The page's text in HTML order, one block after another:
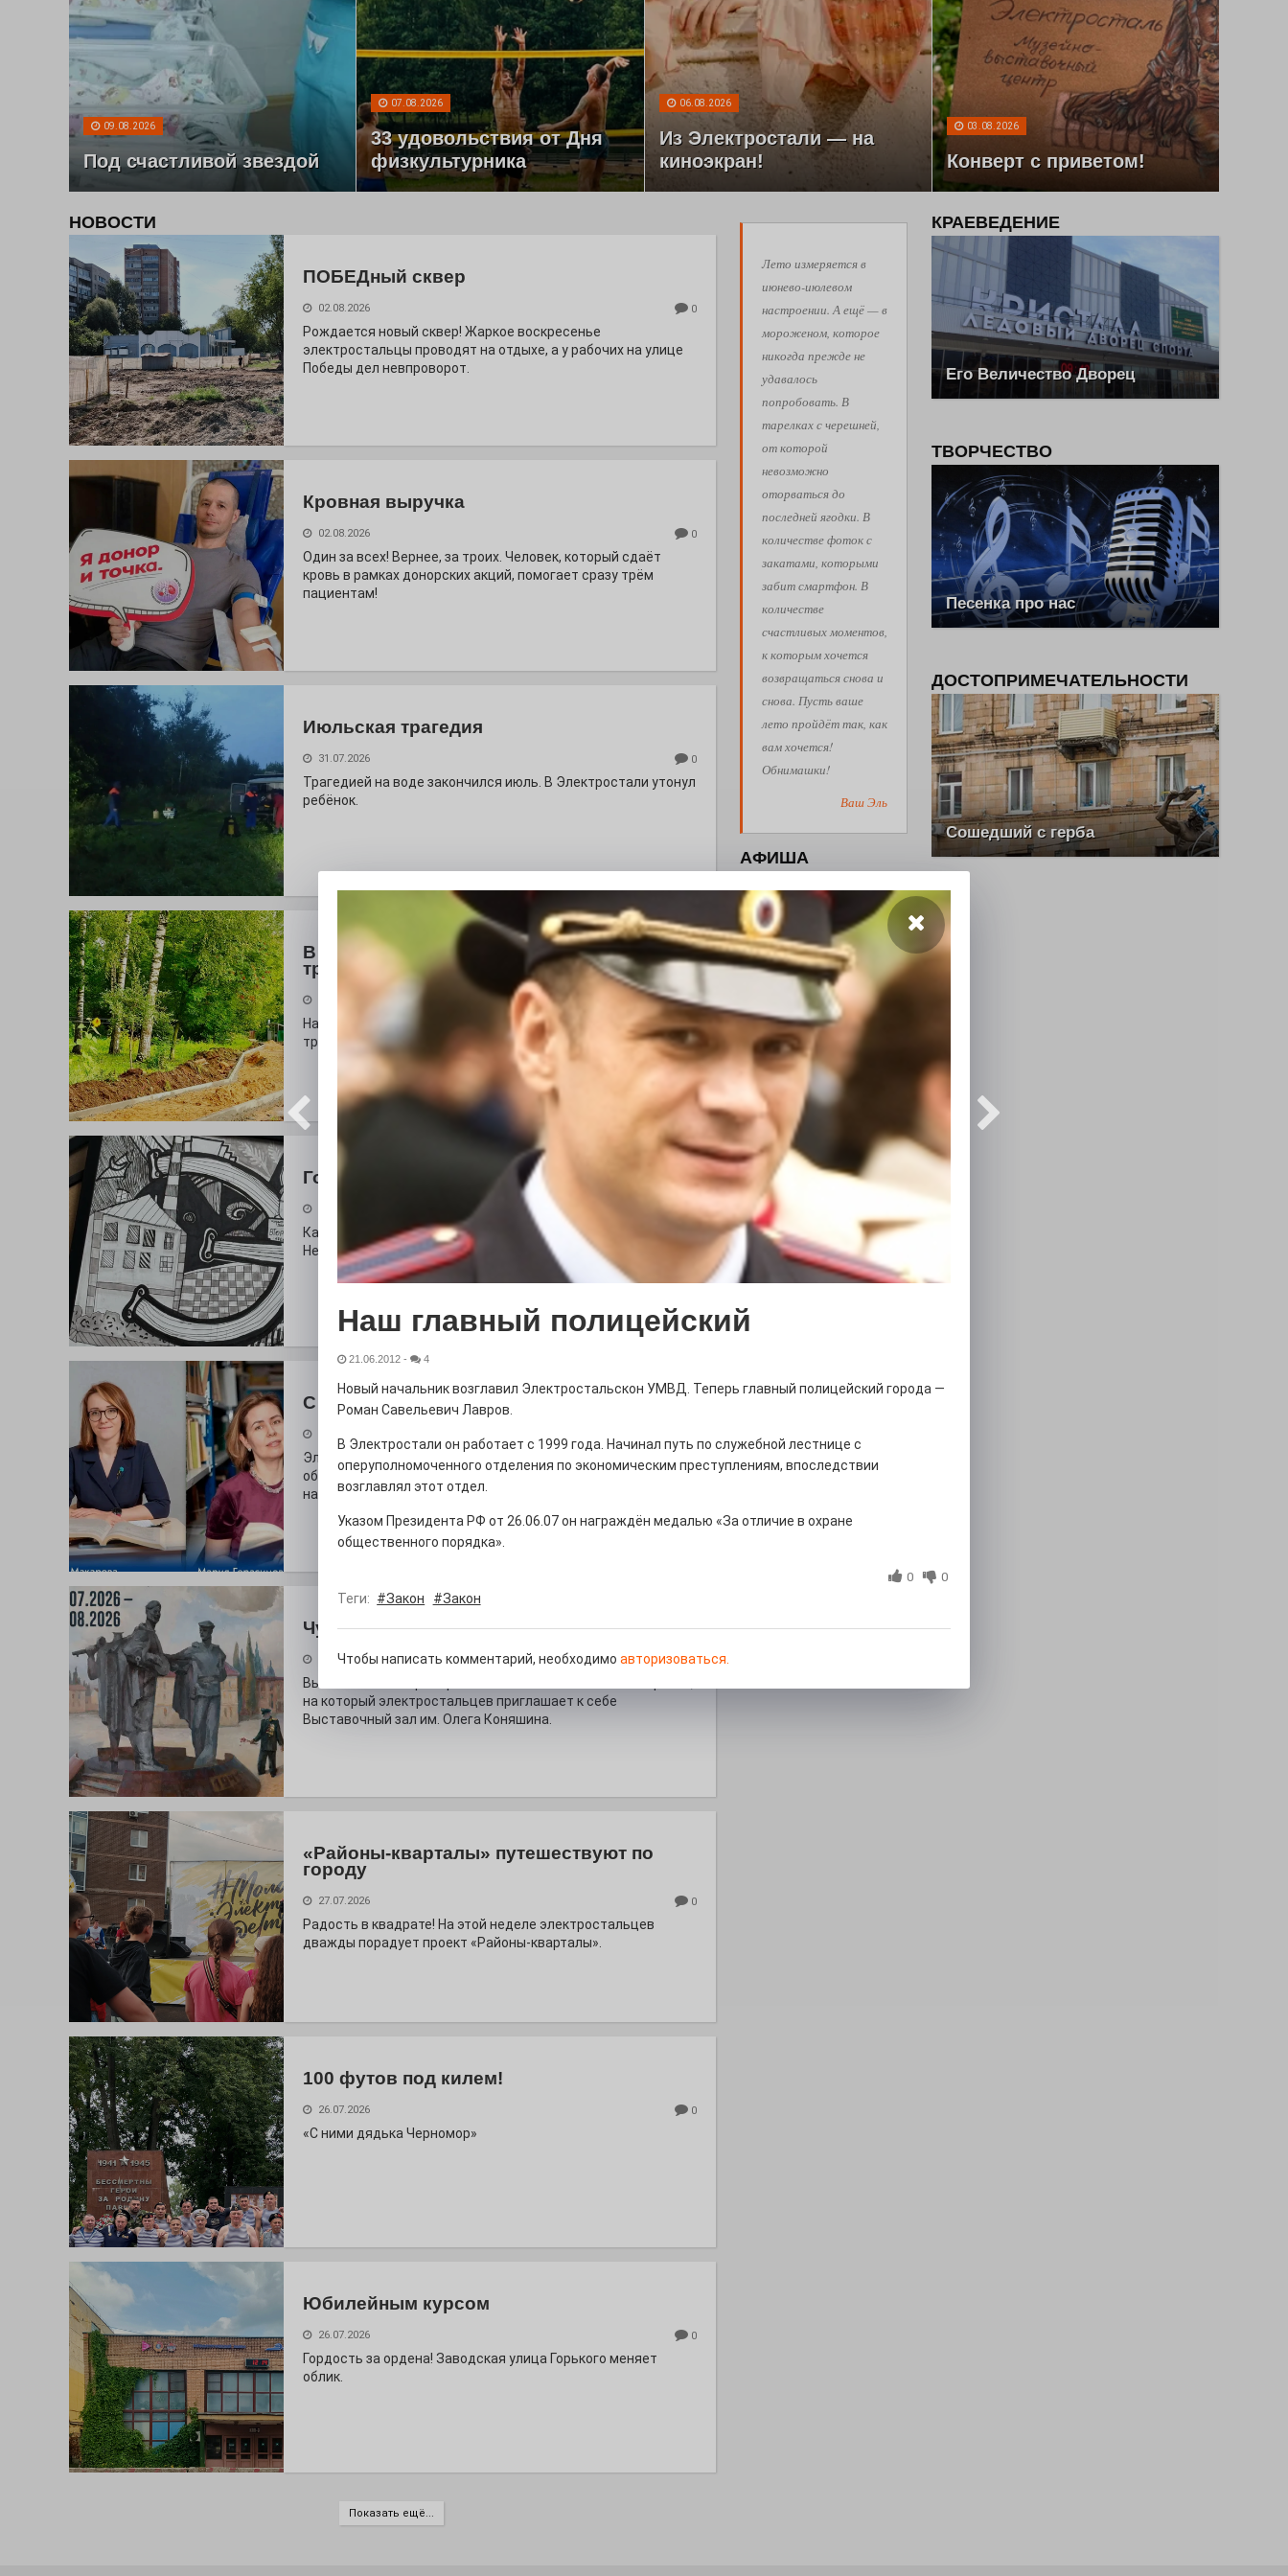
09.08.2026
Под счастливой звездой
07.08.2026
33 удовольствия от Дня
физкультурника
06.08.2026
Из Электростали — на
киноэкран!
03.08.2026
Конверт с приветом!
Лето измеряется в
июнево-июлевом
настроении. А ещё — в
мороженом, которое
никогда прежде не
удавалось
попробовать. В
тарелках с черешней,
от которой
невозможно
оторваться до
последней ягодки. В
количестве фоток с
закатами, которыми
забит смартфон. В
количестве
счастливых моментов,
к которым хочется
возвращаться снова и
снова. Пусть ваше
лето пройдёт так, как
вам хочется!
Обнимашки!
Ваш Эль
АФИША
поделиться
НОВОСТИ
ПОБЕДный сквер
02.08.2026 0
Рождается новый сквер! Жаркое воскресенье
электростальцы проводят на отдыхе, а у рабочих на улице
Победы дел невпроворот.
Кровная выручка
02.08.2026 0
Один за всех! Вернее, за троих. Человек, который сдаёт
кровь в рамках донорских акций, помогает сразу трём
пациентам!
Июльская трагедия
31.07.2026 0
Трагедией на воде закончился июль. В Электростали утонул
ребёнок.
В моде цвет асфальта: платье для
тропинок
0
На глазах у оранжевого подсолнуха рождается народная
тропа!
Городские сплетения
0
Как выглядит буква Э в разрезе истории города?
Неожиданный вопрос, правда?
С любовью к истории, литературе и детям
Электросталь давно зарекомендовала себя флагманом
образования. В очередной раз этот статус подтвердили
наши педагоги.
Чувство Родины — одно на всех
28.07.2026 0
Выставка «Палитра героизма» — новый масштабный проект,
на который электростальцев приглашает к себе
Выставочный зал им. Олега Коняшина.
«Районы-кварталы» путешествуют по
городу
27.07.2026 0
Радость в квадрате! На этой неделе электростальцев
дважды порадует проект «Районы-кварталы».
100 футов под килем!
26.07.2026 0
«С ними дядька Черномор»
Юбилейным курсом
26.07.2026 0
Гордость за ордена! Заводская улица Горького меняет
облик.
Показать ещё...
КРАЕВЕДЕНИЕ
Его Величество Дворец
ТВОРЧЕСТВО
Песенка про нас
ДОСТОПРИМЕЧАТЕЛЬНОСТИ
Сошедший с герба
Наш главный полицейский
21.06.2012 - 4
Новый начальник возглавил Электростальскон УМВД. Теперь главный полицейский города —
Роман Савельевич Лавров.
В Электростали он работает с 1999 года. Начинал путь по служебной лестнице с
оперуполномоченного отделения по экономическим преступлениям, впоследствии
возглавлял этот отдел.
Указом Президента РФ от 26.06.07 он награждён медалью «За отличие в охране
общественного порядка».
0 0
Теги: #Закон #Закон
Чтобы написать комментарий, необходимо авторизоваться.